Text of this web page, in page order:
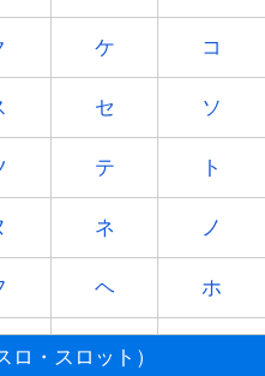
ケ コ
セ ソ
テ ト
ネ ノ
ヘ ホ
メ
・スロット）